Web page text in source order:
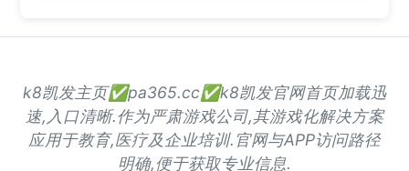
k8凯发主页✅pa365.cc✅k8凯发官网首页加载迅
速,入口清晰.作为严肃游戏公司,其游戏化解决方案
应用于教育,医疗及企业培训.官网与APP访问路径
明确,便于获取专业信息.